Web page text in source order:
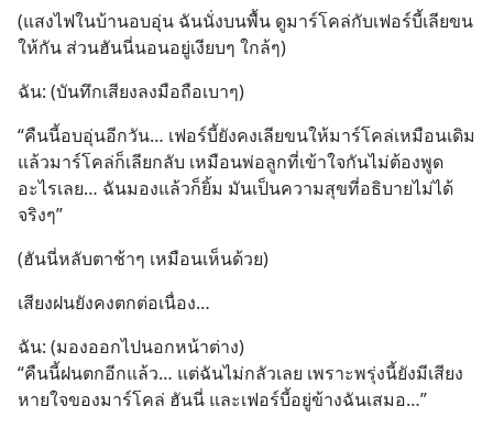
หลอกลวงในคราบ
(แสงไฟในบ้านอบอุ่น ฉันนั่งบนพื้น ดูมาร์โคล่กับเฟอร์บี้เลียขน
ให้กัน ส่วนฮันนี่นอนอยู่เงียบๆ ใกล้ๆ)
ฉัน: (บันทึกเสียงลงมือถือเบาๆ)
“คืนนี้อบอุ่นอีกวัน… เฟอร์บี้ยังคงเลียขนให้มาร์โคล่เหมือนเดิม
แล้วมาร์โคล่ก็เลียกลับ เหมือนพ่อลูกที่เข้าใจกันไม่ต้องพูด
อะไรเลย… ฉันมองแล้วก็ยิ้ม มันเป็นความสุขที่อธิบายไม่ได้
จริงๆ”
(ฮันนี่หลับตาช้าๆ เหมือนเห็นด้วย)
เสียงฝนยังคงตกต่อเนื่อง…
ฉัน: (มองออกไปนอกหน้าต่าง)
“คืนนี้ฝนตกอีกแล้ว… แต่ฉันไม่กลัวเลย เพราะพรุ่งนี้ยังมีเสียง
หายใจของมาร์โคล่ ฮันนี่ และเฟอร์บี้อยู่ข้างฉันเสมอ…”